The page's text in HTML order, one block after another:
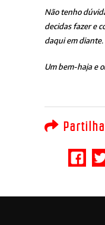
Não tenho
decidas fazer e
daqui em diante.
Um bem-haja e